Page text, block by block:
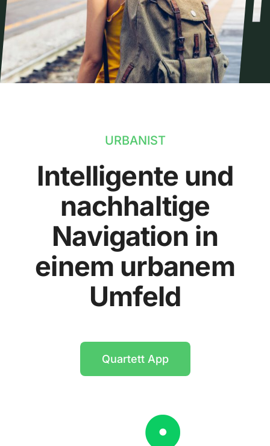
URBANIST
Intelligente und
nachhaltige
Navigation in
einem urbanem
Umfeld
Quartett App